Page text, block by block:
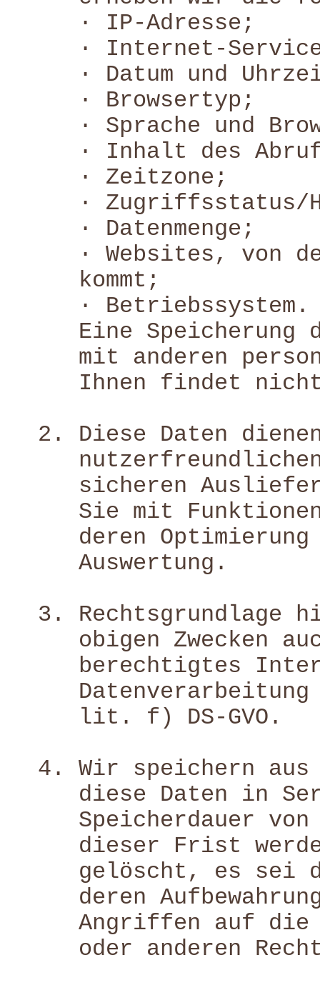
· IP-Adresse;
· Internet-
· Datum und
· Browsertyp;
· Sprache und
· Inhalt des
· Zeitzone;
· Zugriffsstatus/
· Datenmenge;
· Websites, von
kommt;
· Betriebssystem.
Eine Speicherung
mit anderen
Ihnen findet
Diese Daten
sicheren
Sie mit
deren
Auswertung.
obigen Zwecken
berechtigtes
lit. f) DS-GVO.
Wir speichern
diese Daten in
Speicherdauer
dieser Frist
gelöscht, es sei
deren
Angriffen auf
oder anderen